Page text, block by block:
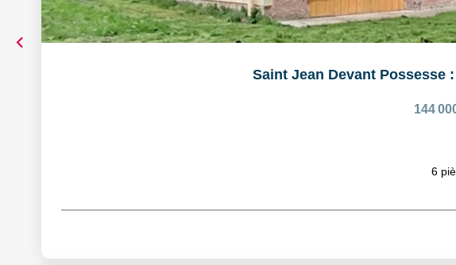
Saint Jean Devant Possesse
144
6